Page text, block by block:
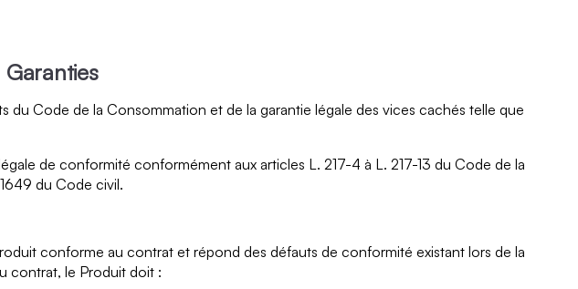
Code de la Consommation et de la garantie légale des vices cachés telle que
de conformité conformément aux articles L. 217-4 à L. 217-13 du Code de la
du Code civil.
conforme au contrat et répond des défauts de conformité existant lors de la
contrat, le Produit doit :